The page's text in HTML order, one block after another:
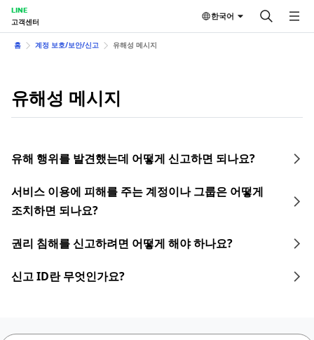
LINE
고객센터
한국어
홈 계정 보호/보안/신고 유해성 메시지
유해성 메시지
유해 행위를 발견했는데 어떻게 신고하면 되나요?
서비스 이용에 피해를 주는 계정이나 그룹은 어떻게
조치하면 되나요?
권리 침해를 신고하려면 어떻게 해야 하나요?
신고 ID란 무엇인가요?